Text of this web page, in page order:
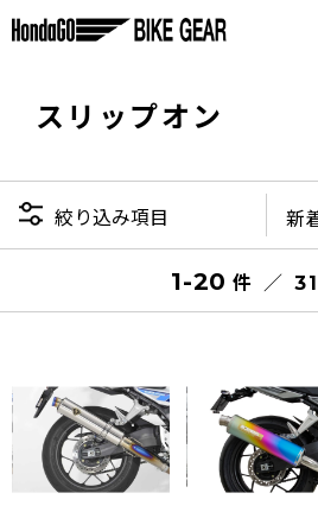
スリップオン
絞り込み項目
1-20 件 31